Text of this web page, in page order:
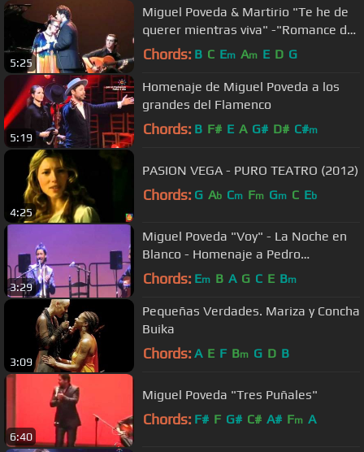
5:25
Miguel Poveda & Martirio "Te he de
querer mientras viva" -"Romance de
valentía" - 08.07.2005
Chords: B C Em Am E D G
5:19
Homenaje de Miguel Poveda a los
grandes del Flamenco
Chords: B F# E A G# D# C#m
4:25
PASION VEGA - PURO TEATRO (2012)
Chords: G Ab Cm Fm Gm C Eb
3:29
Miguel Poveda "Voy" - La Noche en
Blanco - Homenaje a Pedro
Almodóvar 13.09.2008
Chords: Em B A G C E Bm
3:09
Pequeñas Verdades. Mariza y Concha
Buika
Chords: A E F Bm G D B
6:40
Miguel Poveda "Tres Puñales"
Chords: F# F G# C# A# Fm A